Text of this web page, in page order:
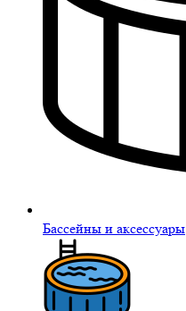
Бассейны и аксессуары